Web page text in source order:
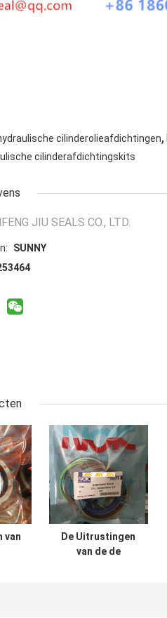
cilinderolieafdichtingen,
cilinderafdichtingskits
JIU SEALS CO., LTD.
SUNNY
van
De Uitrustingen
van de de